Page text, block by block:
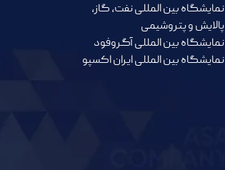
نمایشگاه بین المللی نفت، گاز،
پالایش و پتروشیمی
نمایشگاه بین المللی آگروفود
نمایشگاه بین المللی ایران اکسپو